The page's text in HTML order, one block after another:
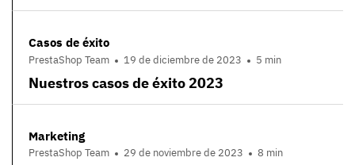
Casos de éxito
PrestaShop Team 19 de diciembre de 2023 5 min
Nuestros casos de éxito 2023
Marketing
PrestaShop Team 29 de noviembre de 2023 8 min